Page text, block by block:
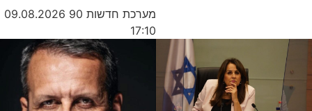
מערכת חדשות 90
09.08.2026
17:10